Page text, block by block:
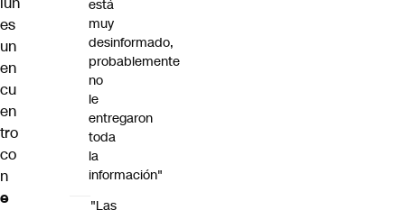
es
un
en
cu
en
tro
co
n
e
está
muy
desinformado,
probablemente
no
le
entregaron
toda
la
información"
"Las